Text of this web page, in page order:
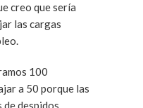
creo que sería
las cargas
a 50 porque las